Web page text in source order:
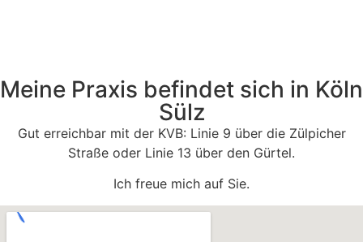
Meine Praxis befindet sich in Köln
Sülz
Gut erreichbar mit der KVB: Linie 9 über die Zülpicher
Straße oder Linie 13 über den Gürtel.
Ich freue mich auf Sie.